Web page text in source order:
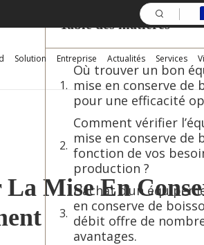
Solution Entreprise Actualités Services
Mise En
Table des matières
Où trouver un bon
mise en conserve de
pour une efficacité
Comment vérifier
mise en conserve de
fonction de vos
production ?
L’achat d’un
en conserve de
débit offre de
avantages.